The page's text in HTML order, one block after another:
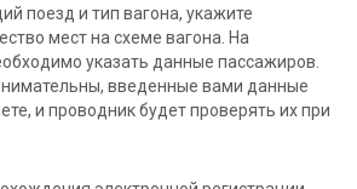
поезд и тип вагона, укажите
мест на схеме вагона. На
указать данные пассажиров.
введенные вами данные
и проводник будет проверять их при